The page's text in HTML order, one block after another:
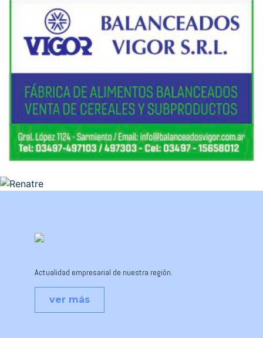
Actualidad empresarial de nuestra región.
ver más